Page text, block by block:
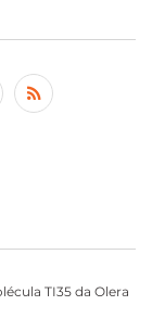
TI35 da Olera